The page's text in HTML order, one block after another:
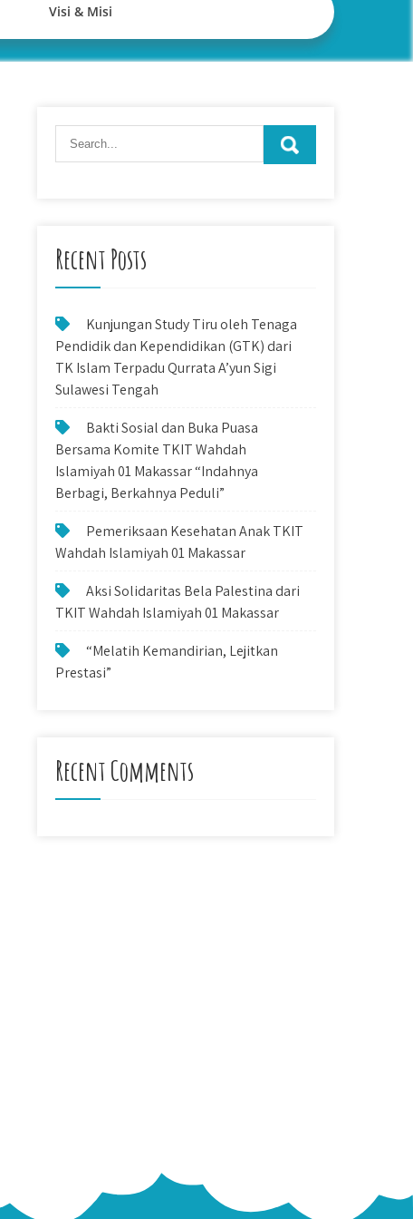
Visi & Misi
Recent Posts
Kunjungan Study Tiru oleh Tenaga
Pendidik dan Kependidikan (GTK) dari
TK Islam Terpadu Qurrata A’yun Sigi
Sulawesi Tengah
Bakti Sosial dan Buka Puasa
Bersama Komite TKIT Wahdah
Islamiyah 01 Makassar “Indahnya
Berbagi, Berkahnya Peduli”
Pemeriksaan Kesehatan Anak TKIT
Wahdah Islamiyah 01 Makassar
Aksi Solidaritas Bela Palestina dari
TKIT Wahdah Islamiyah 01 Makassar
“Melatih Kemandirian, Lejitkan
Prestasi”
Recent Comments